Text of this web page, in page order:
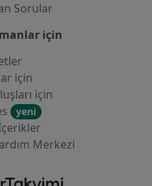
Sorular
için
için
için
yeni
Merkezi
- Ana Sayfa